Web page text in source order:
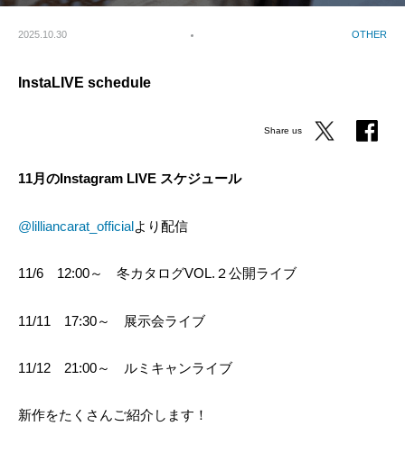
2025.10.30 OTHER
InstaLIVE schedule
Share us
11月のInstagram LIVE スケジュール
@lilliancarat_official より配信
11/6 12:00～ 冬カタログVOL.２公開ライブ
11/11 17:30～ 展示会ライブ
11/12 21:00～ ルミキャンライブ
新作をたくさんご紹介します！